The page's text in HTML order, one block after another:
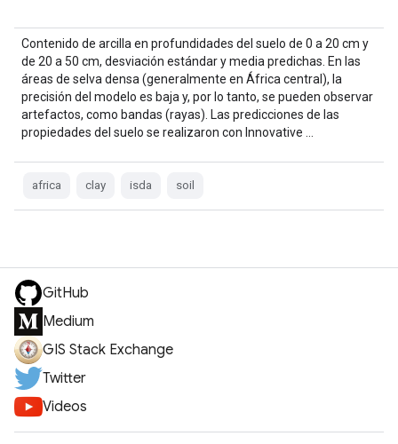
Contenido de arcilla en profundidades del suelo de 0 a 20 cm y
de 20 a 50 cm, desviación estándar y media predichas. En las
áreas de selva densa (generalmente en África central), la
precisión del modelo es baja y, por lo tanto, se pueden observar
artefactos, como bandas (rayas). Las predicciones de las
propiedades del suelo se realizaron con Innovative …
africa clay isda soil
GitHub
Medium
GIS Stack Exchange
Twitter
Videos